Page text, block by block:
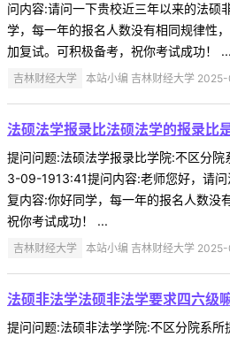
问内容:请问一下贵校近三年以来的法硕
学，每一年的报名人数没有相同规律性
加复试。可积极备考，祝你考试成功！ ...
吉林财经大学 本站小编 吉林财经大学
法硕法学报录比法硕法学的报录比
提问问题:法硕法学报录比学院:不区分
3-09-1913:41提问内容:老师您好，请
复内容:你好同学，每一年的报名人数没
祝你考试成功！ ...
吉林财经大学 本站小编 吉林财经大学
法硕非法学法硕非法学要求四六级
提问问题:法硕非法学学院:不区分院系